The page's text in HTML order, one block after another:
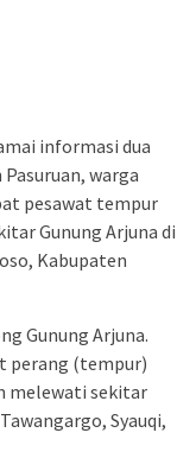
informasi dua
warga
pesawat tempur
Gunung Arjuna di
Kabupaten
Gunung Arjuna.
perang (tempur)
melewati sekitar
Syauqi,